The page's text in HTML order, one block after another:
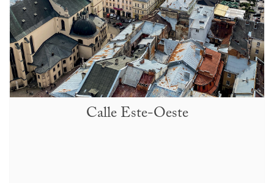
Calle Este-Oeste